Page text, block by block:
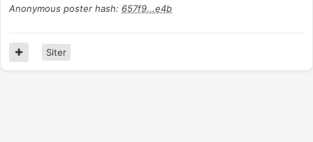
Anonymous poster hash: 657f9...e4b
Siter